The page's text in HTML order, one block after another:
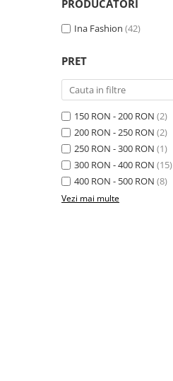
PRODUCATORI
Ina Fashion (42)
PRET
150 RON - 200 RON (2)
200 RON - 250 RON (2)
250 RON - 300 RON (1)
300 RON - 400 RON (15)
400 RON - 500 RON (8)
Vezi mai multe